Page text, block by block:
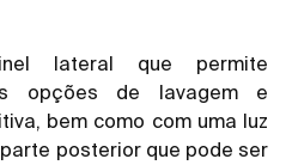
lateral que permite
opções de lavagem e
bem como com uma luz
posterior que pode ser